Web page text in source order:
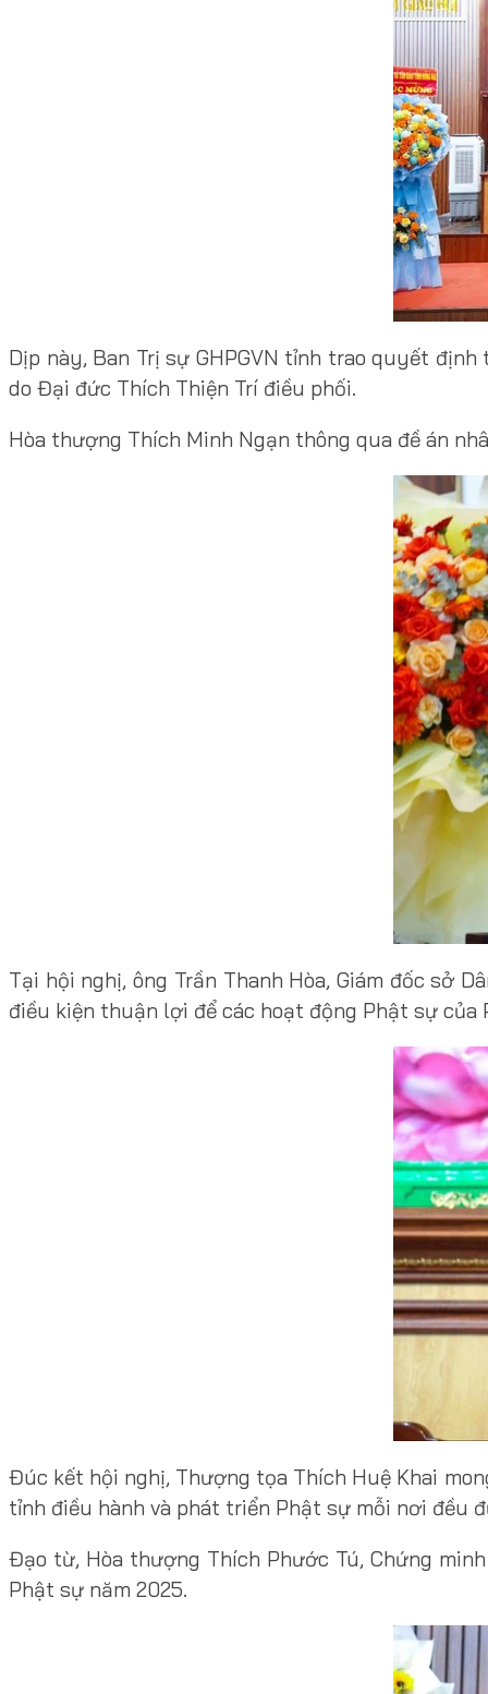
Dịp này, Ban Trị sự GHPGVN tỉnh trao quyết
do Đại đức Thích Thiện Trí điều phối.
Hòa thượng Thích Minh Ngạn thông qua đề án
Tại hội nghị, ông Trần Thanh Hòa, Giám đốc sở
điều kiện thuận lợi để các hoạt động Phật sự
Đúc kết hội nghị, Thượng tọa Thích Huệ Khai
tỉnh điều hành và phát triển Phật sự mỗi nơi đều
Đạo từ, Hòa thượng Thích Phước Tú, Chứng
Phật sự năm 2025.